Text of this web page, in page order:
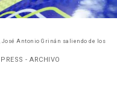
Antonio Grinán saliendo de los
- ARCHIVO